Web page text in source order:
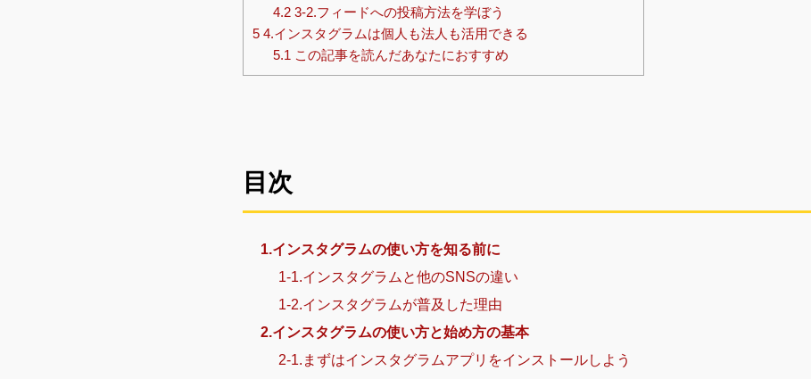
4.23-2.フィードへの投稿方法を学ぼう
5 4.インスタグラムは個人も法人も活用できる
5.1 この記事を読んだあなたにおすすめ
目次
1.インスタグラムの使い方を知る前に
1-1.インスタグラムと他のSNSの違い
1-2.インスタグラムが普及した理由
2.インスタグラムの使い方と始め方の基本
2-1.まずはインスタグラムアプリをインストールしよう